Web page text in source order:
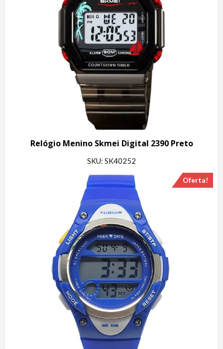
Relógio Menino Skmei Digital 2390 Preto
SKU: SK40252
Oferta!